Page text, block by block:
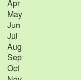
Apr
May
Jun
Jul
Aug
Sep
Oct